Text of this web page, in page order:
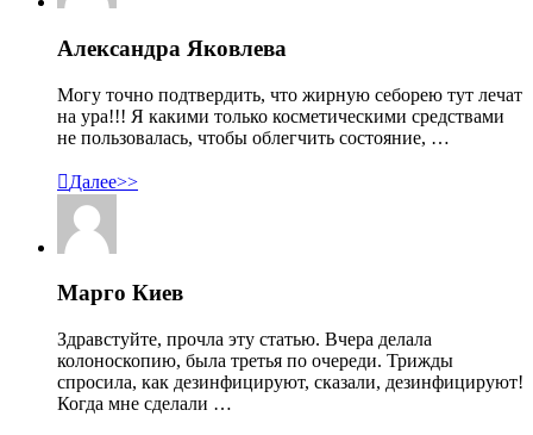
Александра Яковлева
Могу точно подтвердить, что жирную себорею тут лечат
на ура!!! Я какими только косметическими средствами
не пользовалась, чтобы облегчить состояние, …
Далее>>
Марго Киев
Здравстуйте, прочла эту статью. Вчера делала
колоноскопию, была третья по очереди. Трижды
спросила, как дезинфицируют, сказали, дезинфицируют!
Когда мне сделали …